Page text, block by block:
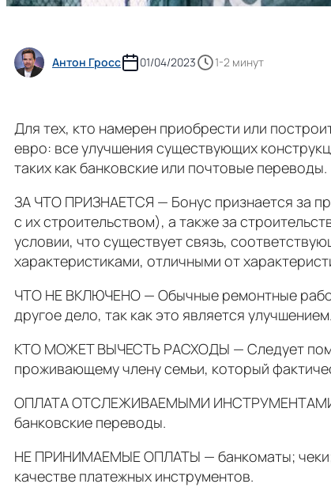
Антон Гросс 01/04/2023 1-2 минут
Для тех, кто намерен приобрести или
евро: все улучшения существующих
таких как банковские или почтовые переводы.
ЗА ЧТО ПРИЗНАЕТСЯ — Бонус признается за
с их строительством), а также за
условии, что существует связь,
характеристиками, отличными от
ЧТО НЕ ВКЛЮЧЕНО — Обычные ремонтные
другое дело, так как это является улучшением.
КТО МОЖЕТ ВЫЧЕСТЬ РАСХОДЫ — Следует
проживающему члену семьи, который
ОПЛАТА ОТСЛЕЖИВАЕМЫМИ ИНСТРУМЕНТАМИ —
банковские переводы.
НЕ ПРИНИМАЕМЫЕ ОПЛАТЫ — банкоматы; чеки;
качестве платежных инструментов.